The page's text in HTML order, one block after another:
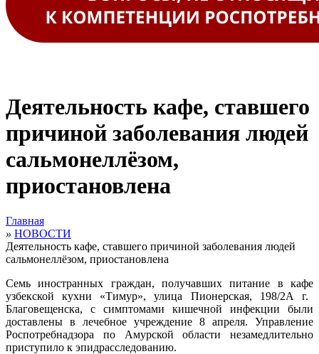
Деятельность кафе, ставшего
причиной заболевания людей
сальмонеллёзом,
приостановлена
Главная
» НОВОСТИ
Деятельность кафе, ставшего причиной заболевания людей
сальмонеллёзом, приостановлена
Семь иностранных граждан, получавших питание в кафе
узбекской кухни «Тимур», улица Пионерская, 198/2А г.
Благовещенска, с симптомами кишечной инфекции были
доставлены в лечебное учреждение 8 апреля. Управление
Роспотребнадзора по Амурской области незамедлительно
приступило к эпидрасследованию.